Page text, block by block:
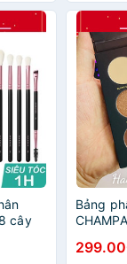
cây
Bảng